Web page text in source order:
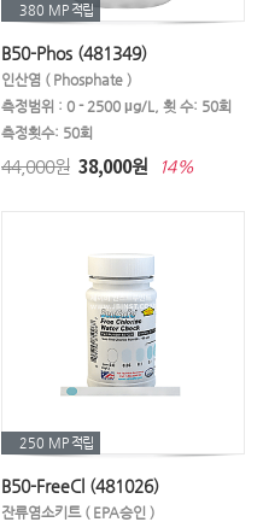
380 MP 적립
B50-Phos (481349)
인산염 ( Phosphate )
측정범위 : 0 - 2500 µg/L, 횟 수: 50회
측정횟수: 50회
44,000원 38,000원 14%
250 MP 적립
B50-FreeCl (481026)
잔류염소키트 ( EPA승인 )